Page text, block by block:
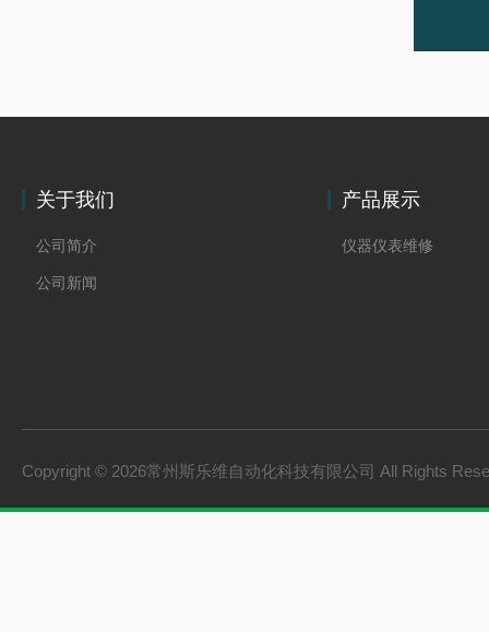
关于我们
公司简介
公司新闻
产品展示
仪器仪表维修
Copyright © 2026常州斯乐维自动化科技有限公司 All Rights